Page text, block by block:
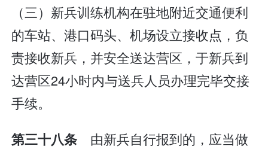
（三）新兵训练机构在驻地附近交通便利
的车站、港口码头、机场设立接收点，负
责接收新兵，并安全送达营区，于新兵到
达营区24小时内与送兵人员办理完毕交接
手续。
第三十八条 由新兵自行报到的，应当做